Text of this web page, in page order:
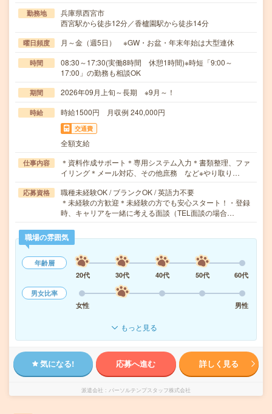
勤務地
兵庫県西宮市
西宮駅から徒歩12分／香櫨園駅から徒歩14分
曜日頻度 月～金（週5日） ※GW・お盆・年末年始は大型連休
時間
08:30～17:30(実働8時間 休憩1時間)※時短「9:00～
17:00」の勤務も相談OK
期間 2026年09月上旬～長期 ※9月～！
時給 時給1500円 月収例 240,000円
交通費
全額支給
仕事内容
＊資料作成サポート＊専用システム入力＊書類整理、ファ
イリング＊メール対応、その他庶務 など※やり取り…
応募資格
職種未経験OK / ブランクOK / 英語力不要
＊未経験の方歓迎＊未経験の方でも安心スタート！・登録
時、キャリアを一緒に考える面談（TEL面談の場合…
職場の雰囲気
年齢層
20代
30代 40代 50代
60代
男女比率
女性
男性
もっと見る
気になる! 応募へ進む 詳しく見る
派遣会社 パーソルテンプスタッフ株式会社